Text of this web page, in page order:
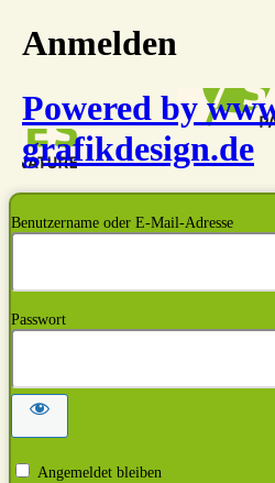
Anmelden
Powered by
grafikdesign.de
Benutzername oder E-Mail-Adresse
Passwort
Angemeldet bleiben